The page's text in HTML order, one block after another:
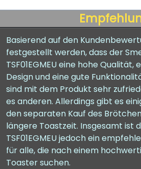
Basierend auf den
festgestellt werden, dass der
TSF01EGMEU eine hohe
Design und eine gute
sind mit dem Produkt sehr
es anderen. Allerdings gibt es
den separaten Kauf des
längere Toastzeit. Insgesamt ist
TSF01EGMEU jedoch ein
für alle, die nach einem
Toaster suchen.